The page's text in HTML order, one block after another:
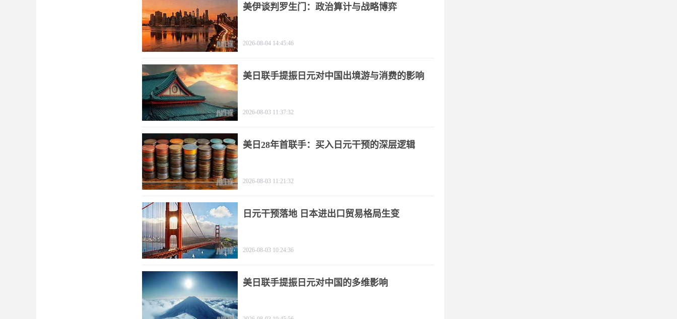
美伊谈判罗生门：政治算计与战略博弈
2026-08-04 14:45:46
美日联手提振日元对中国出境游与消费的影响
2026-08-03 11:37:32
美日28年首联手：买入日元干预的深层逻辑
2026-08-03 11:21:32
日元干预落地 日本进出口贸易格局生变
2026-08-03 10:24:36
美日联手提振日元对中国的多维影响